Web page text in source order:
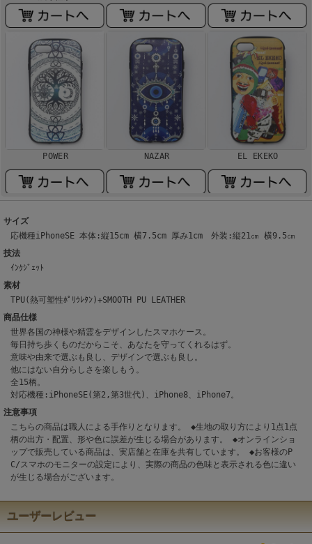
POWER NAZAR EL EKEKO
サイズ
応機種iPhoneSE 本体:縦15cm 横7.5cm 厚み1cm 外装:縦21㎝ 横9.5㎝
技法
ｲﾝｸｼﾞｪｯﾄ
素材
TPU(熱可塑性ﾎﾟﾘｳﾚﾀﾝ)+SMOOTH PU LEATHER
商品仕様
世界各国の神様や精霊をデザインしたスマホケース。
毎日持ち歩くものだからこそ、あなたを守ってくれるはず。
意味や由来で選ぶも良し、デザインで選ぶも良し。
他にはない自分らしさを楽しもう。
全15柄。
対応機種:iPhoneSE(第2,第3世代)、iPhone8、iPhone7。
注意事項
こちらの商品は職人による手作りとなります。 ◆生地の取り方により1点1点
柄の出方・配置、形や色に誤差が生じる場合があります。 ◆オンラインショ
ップで販売している商品は、実店舗と在庫を共有しています。 ◆お客様のP
C/スマホのモニターの設定により、実際の商品の色味と表示される色に違い
が生じる場合がございます。
ユーザーレビュー